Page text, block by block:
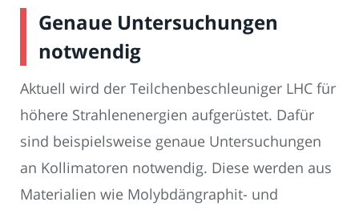
Genaue Untersuchungen
notwendig
Aktuell wird der Teilchenbeschleuniger LHC für
höhere Strahlenenergien aufgerüstet. Dafür
sind beispielsweise genaue Untersuchungen
an Kollimatoren notwendig. Diese werden aus
Materialien wie Molybdängraphit- und